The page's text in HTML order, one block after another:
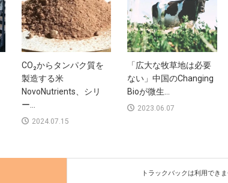
CO₂からタンパク質を
製造する米
NovoNutrients、シリ
ー...
2024.07.15
「広大な牧草地は必要
ない」中国のChanging
Bioが微生...
2023.06.07
トラックバックは利用できま